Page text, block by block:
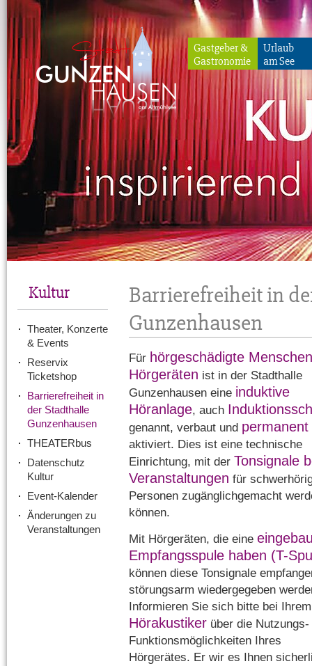
Gunzenhausen
Gastgeber &
Gastronomie
Urlaub
am See
Barrierefreiheit in
Gunzenhausen
Für hörgeschädigte
Hörgeräten ist in der Stadthalle
Gunzenhausen eine induktive
Höranlage, auch
genannt, verbaut und permanent
aktiviert. Dies ist eine technische
Einrichtung, mit der Tonsignale
Veranstaltungen für
Personen zugänglichgemacht
können.
Mit Hörgeräten, die eine
Empfangsspule haben (T-
können diese Tonsignale
störungsarm wiedergegeben
Informieren Sie sich bitte bei Ihrem
Hörakustiker über die Nutzungs-
Funktionsmöglichkeiten Ihres
Hörgerätes. Er wir es Ihnen
Kultur
Theater, Konzerte
& Events
Reservix
Ticketshop
Barrierefreiheit in
der Stadthalle
Gunzenhausen
THEATERbus
Datenschutz
Kultur
Event-Kalender
Änderungen zu
Veranstaltungen